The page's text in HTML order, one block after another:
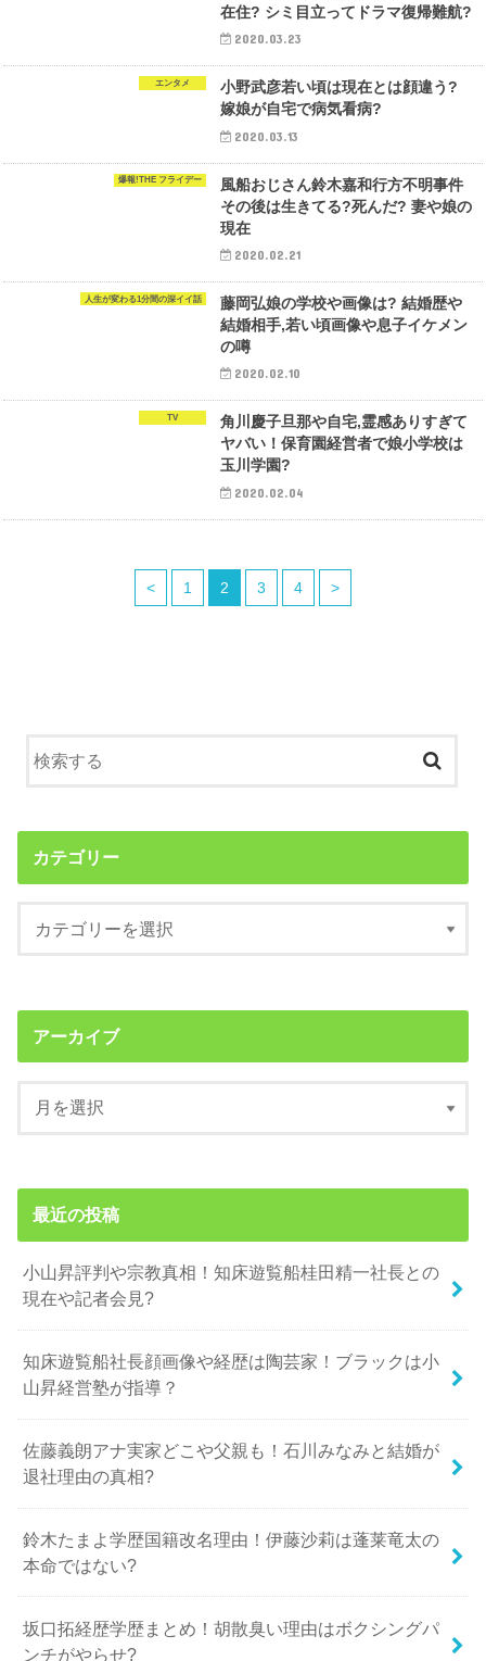
在住? シミ目立ってドラマ復帰難航?
2020.03.23
エンタメ
小野武彦若い頃は現在とは顔違う?
嫁娘が自宅で病気看病?
2020.03.13
爆報!THE フライデー
風船おじさん鈴木嘉和行方不明事件
その後は生きてる?死んだ? 妻や娘の
現在
2020.02.21
人生が変わる1分間の深イイ話
藤岡弘娘の学校や画像は? 結婚歴や
結婚相手,若い頃画像や息子イケメン
の噂
2020.02.10
TV
角川慶子旦那や自宅,霊感ありすぎて
ヤバい！保育園経営者で娘小学校は
玉川学園?
2020.02.04
< 1 2 3 4 >
カテゴリー
アーカイブ
最近の投稿
小山昇評判や宗教真相！知床遊覧船桂田精一社長との
現在や記者会見?
知床遊覧船社長顔画像や経歴は陶芸家！ブラックは小
山昇経営塾が指導？
佐藤義朗アナ実家どこや父親も！石川みなみと結婚が
退社理由の真相?
鈴木たまよ学歴国籍改名理由！伊藤沙莉は蓬莱竜太の
本命ではない?
坂口拓経歴学歴まとめ！胡散臭い理由はボクシングパ
ンチがやらせ?